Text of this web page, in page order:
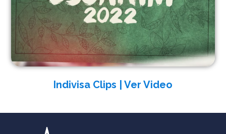
Indivisa Clips | Ver Video